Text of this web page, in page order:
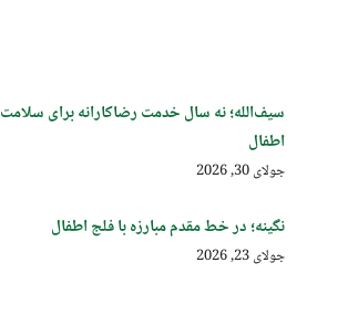
سیف‌الله؛ نه سال خدمت رضاکارانه برای سلامت
اطفال
جولای 30, 2026
نگینه؛ در خط مقدم مبارزه با فلج اطفال
جولای 23, 2026